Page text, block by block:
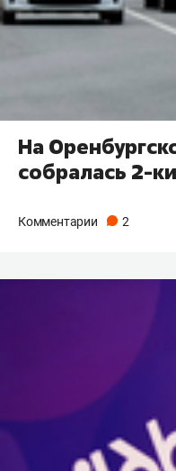
На
собралась 2-
Комментарии 2